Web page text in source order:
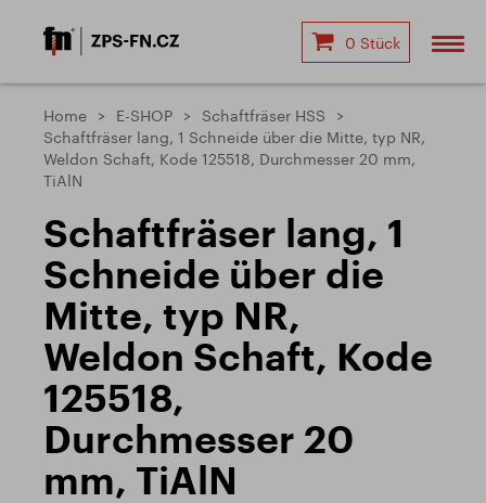
0 Stück
Home E-SHOP
Schaftfräser HSS
Schaftfräser lang, 1 Schneide über die Mitte, typ NR,
Weldon Schaft, Kode 125518, Durchmesser 20 mm,
TiAlN
Schaftfräser lang, 1
Schneide über die
Mitte, typ NR,
Weldon Schaft, Kode
125518,
Durchmesser 20
mm, TiAlN